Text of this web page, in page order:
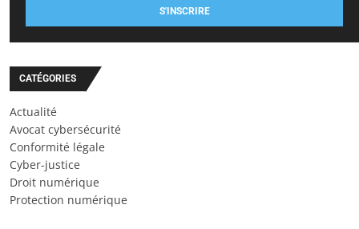
S'INSCRIRE
CATÉGORIES
Actualité
Avocat cybersécurité
Conformité légale
Cyber-justice
Droit numérique
Protection numérique